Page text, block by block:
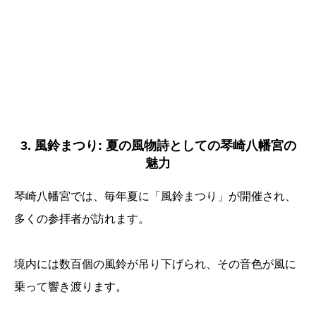
3. 風鈴まつり: 夏の風物詩としての琴崎八幡宮の
魅力
琴崎八幡宮では、毎年夏に「風鈴まつり」が開催され、
多くの参拝者が訪れます。
境内には数百個の風鈴が吊り下げられ、その音色が風に
乗って響き渡ります。